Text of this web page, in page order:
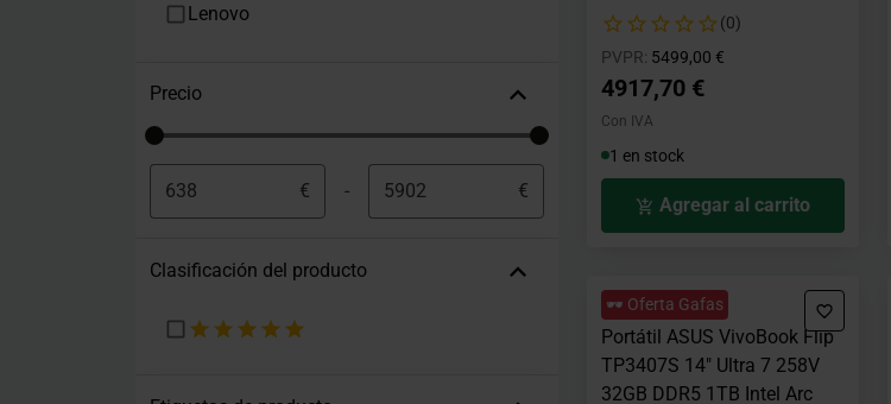
Lenovo
Precio
€ - €
Clasificación del producto
(0)
PVPR: Precio rebajado desde
5499,00 €
4917,70 €
Con IVA
1 en stock
Agregar al carrito
🕶️ Oferta Gafas
Portátil ASUS VivoBook Flip
TP3407S 14" Ultra 7 258V
32GB DDR5 1TB Intel Arc